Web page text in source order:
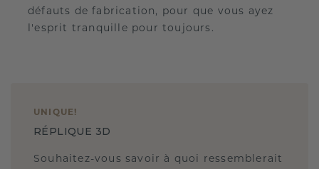
défauts de fabrication, pour que vous ayez
l'esprit tranquille pour toujours.
UNIQUE !
RÉPLIQUE 3D
Souhaitez-vous savoir à quoi ressemblerait